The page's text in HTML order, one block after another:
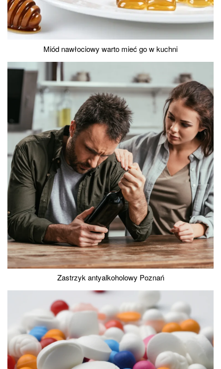
Miód nawłociowy warto mieć go w kuchni
Zastrzyk antyalkoholowy Poznań